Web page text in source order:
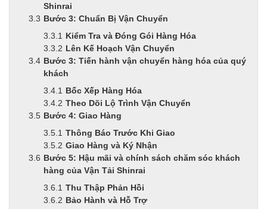
Shinrai
Bước 3: Chuẩn Bị Vận Chuyển
Kiểm Tra và Đóng Gói Hàng Hóa
Lên Kế Hoạch Vận Chuyển
Bước 3: Tiến hành vận chuyển hàng hóa của quý
khách
Bốc Xếp Hàng Hóa
Theo Dõi Lộ Trình Vận Chuyển
Bước 4: Giao Hàng
Thông Báo Trước Khi Giao
Giao Hàng và Ký Nhận
Bước 5: Hậu mãi và chính sách chăm sóc khách
hàng của Vận Tải Shinrai
Thu Thập Phản Hồi
Bảo Hành và Hỗ Trợ